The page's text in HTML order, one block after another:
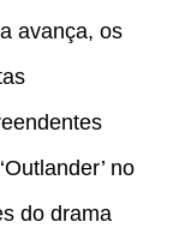
avança, os
no
do drama